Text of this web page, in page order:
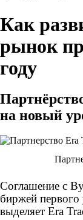
Как
рынок
году
на новый
Соглашение с
биржей
выделяет Era